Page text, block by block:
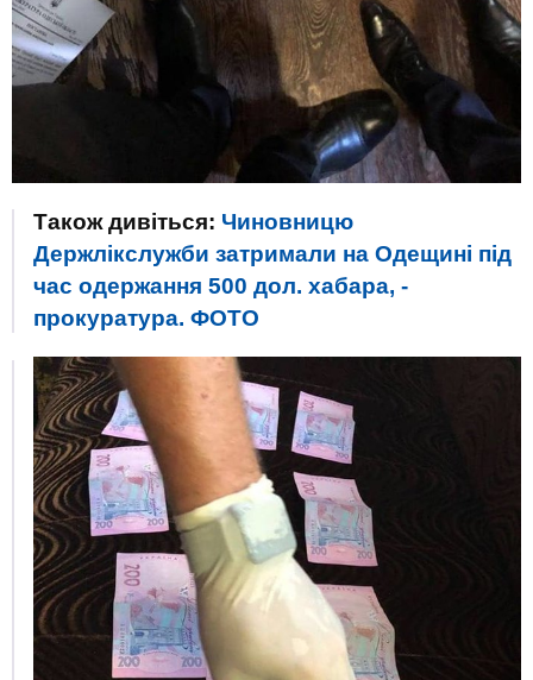
Також дивіться: Чиновницю
Держлікслужби затримали на Одещині під
час одержання 500 дол. хабара, -
прокуратура. ФОТО